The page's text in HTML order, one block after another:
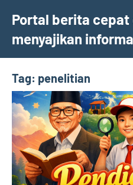
content
Portal berita cepat
menyajikan
Tag: penelitian